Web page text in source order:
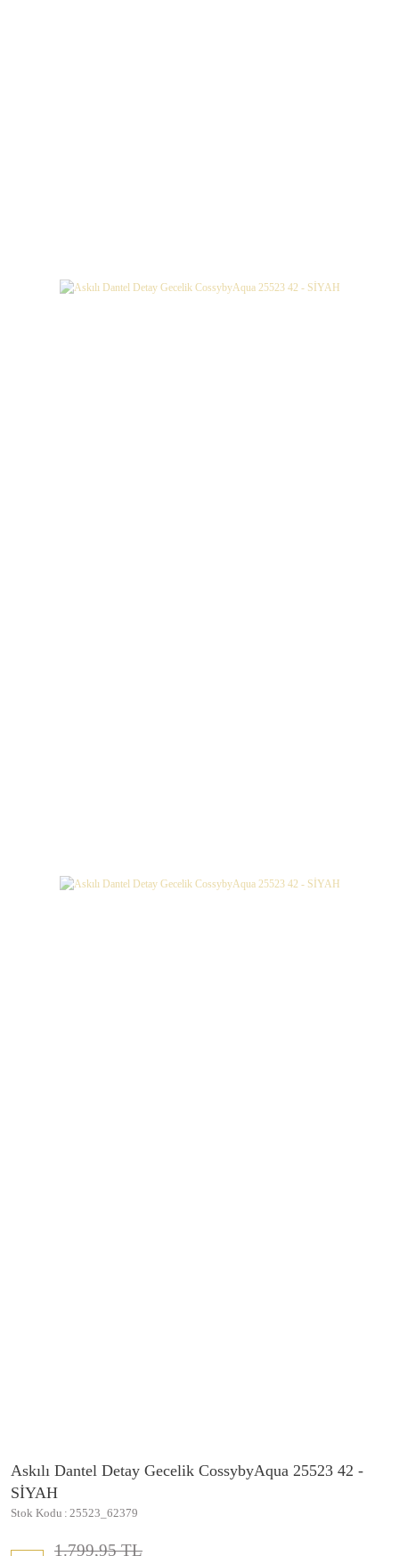
Askılı Dantel Detay Gecelik CossybyAqua 25523 42 -
SİYAH
Stok Kodu 25523_62379
1.799,95 TL